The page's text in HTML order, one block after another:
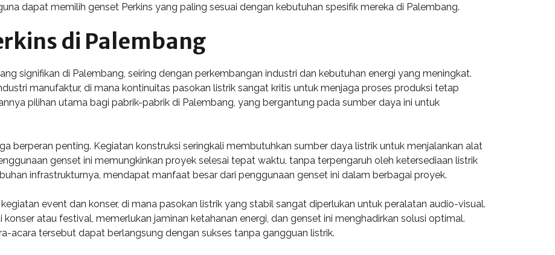
dapat memilih genset Perkins yang paling sesuai dengan kebutuhan spesifik mereka di Palembang.
di Palembang
signifikan di Palembang, seiring dengan perkembangan industri dan kebutuhan energi yang meningkat.
manufaktur, di mana kontinuitas pasokan listrik sangat kritis untuk menjaga proses produksi tetap
pilihan utama bagi pabrik-pabrik di Palembang, yang bergantung pada sumber daya ini untuk
berperan penting. Kegiatan konstruksi seringkali membutuhkan sumber daya listrik untuk menjalankan alat
genset ini memungkinkan proyek selesai tepat waktu, tanpa terpengaruh oleh ketersediaan listrik
infrastrukturnya, mendapat manfaat besar dari penggunaan genset ini dalam berbagai proyek.
event dan konser, di mana pasokan listrik yang stabil sangat diperlukan untuk peralatan audio-visual.
atau festival, memerlukan jaminan ketahanan energi, dan genset ini menghadirkan solusi optimal.
acara tersebut dapat berlangsung dengan sukses tanpa gangguan listrik.